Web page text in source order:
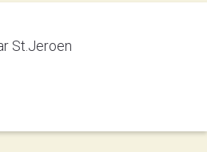
St.Jeroen